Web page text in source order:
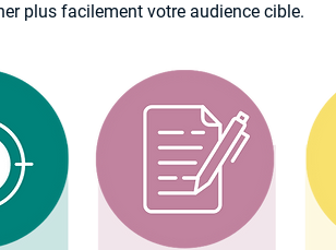
plus facilement votre audience cible.